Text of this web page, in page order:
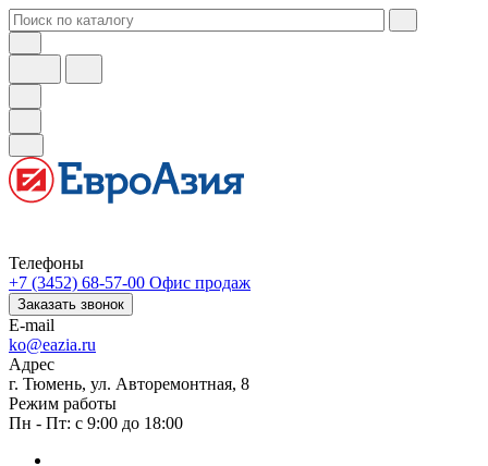
Телефоны
+7 (3452) 68-57-00 Офис продаж
Заказать звонок
E-mail
ko@eazia.ru
Адрес
г. Тюмень, ул. Авторемонтная, 8
Режим работы
Пн - Пт: с 9:00 до 18:00